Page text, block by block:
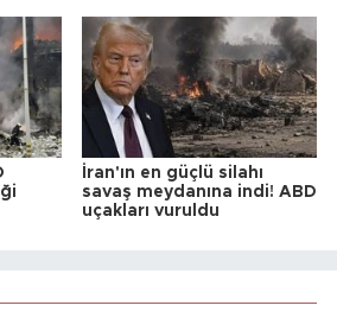
İran'ın en güçlü silahı
savaş meydanına indi! ABD
uçakları vuruldu